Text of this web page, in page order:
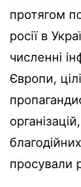
протягом
росії в
численні
Європи,
просували